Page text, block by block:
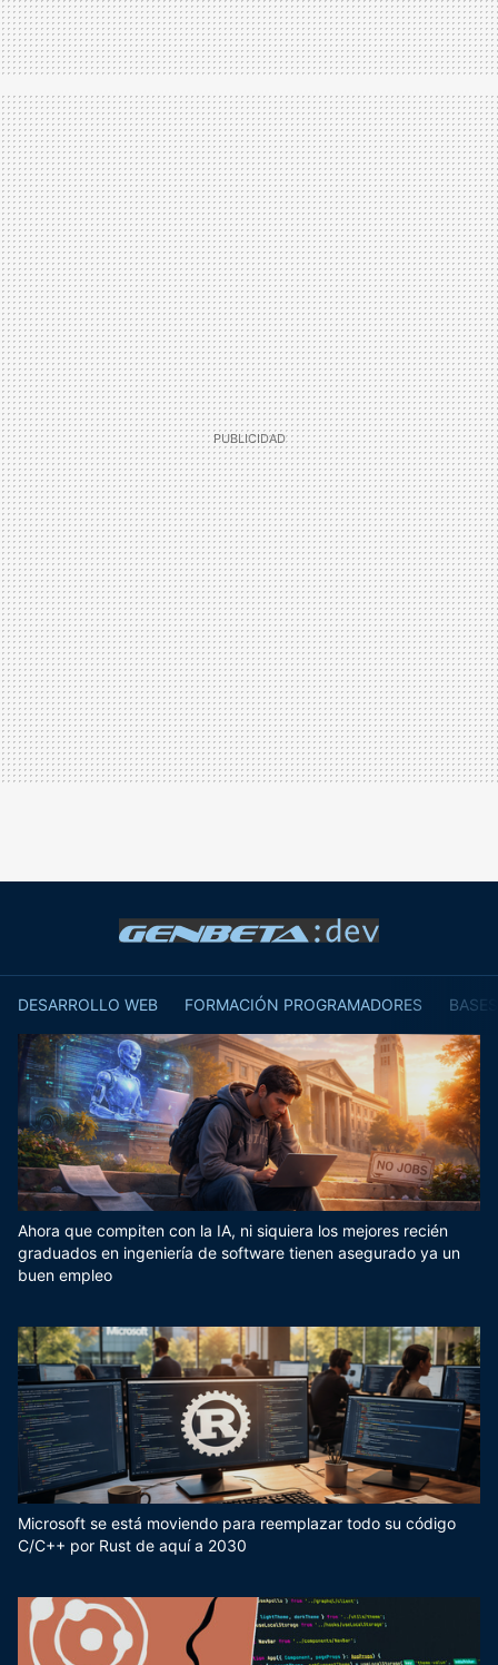
DESARROLLO WEB FORMACIÓN PROGRAMADORES
Ahora que compiten con la IA, ni siquiera los mejores recién
graduados en ingeniería de software tienen asegurado ya un
buen empleo
Microsoft se está moviendo para reemplazar todo su código
C/C++ por Rust de aquí a 2030